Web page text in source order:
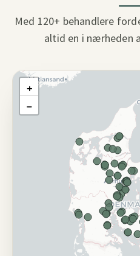
Med 120+ behandlere
altid en i nærheden
+
−